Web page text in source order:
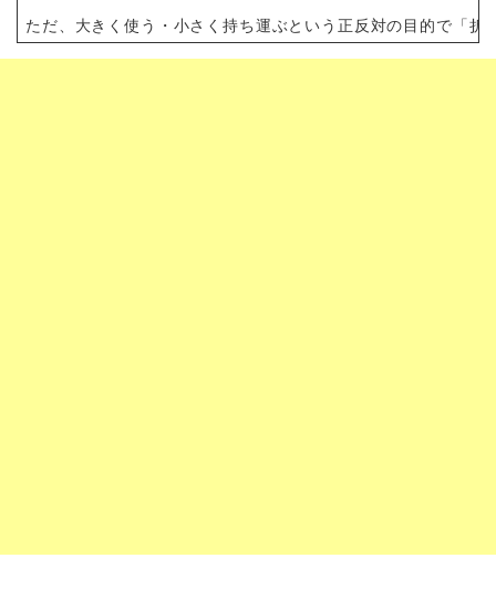
ただ、大きく使う・小さく持ち運ぶという正反対の目的で「